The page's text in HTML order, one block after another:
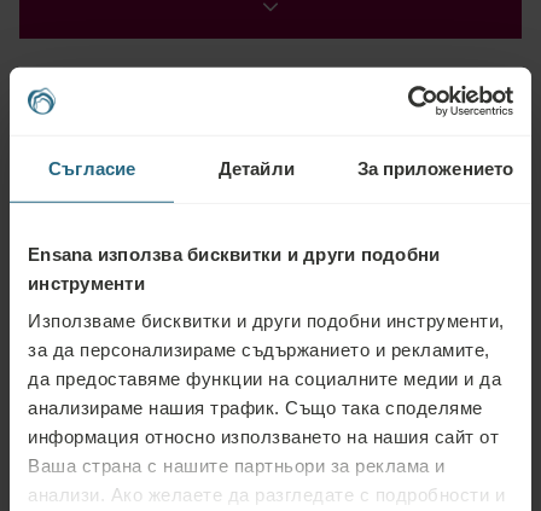
Съгласие Детайли За приложението
Ensana използва бисквитки и други подобни
инструменти
Използваме бисквитки и други подобни инструменти,
за да персонализираме съдържанието и рекламите,
да предоставяме функции на социалните медии и да
анализираме нашия трафик. Също така споделяме
информация относно използването на нашия сайт от
Ваша страна с нашите партньори за реклама и
анализи. Ако желаете да разгледате с подробности и
Моля, не се колебайте да се свържете с нас за въпроси, свързани с
нашите хотели Ensana или предлаганите от нас услуги. За консултации
и отговори, свързани с нашата програма за лоялност, моля, посетете
нашата страница тук.
ЗАДАЙТЕ ВЪПРОС
Резервации